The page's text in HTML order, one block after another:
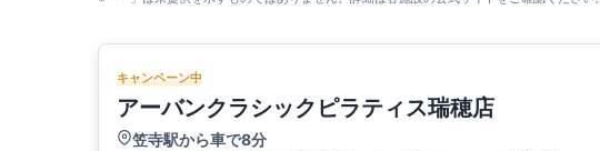
キャンペーン中
アーバンクラシックピラティス瑞穂店
笠寺駅から車で8分